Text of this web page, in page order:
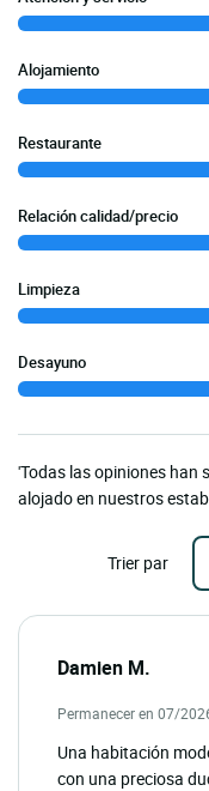
Alojamiento
Restaurante
Relación calidad/precio
Limpieza
Desayuno
'Todas las opiniones han
alojado en nuestros
Trier par
Damien M.
Permanecer en 07/
Una habitación
con una preciosa